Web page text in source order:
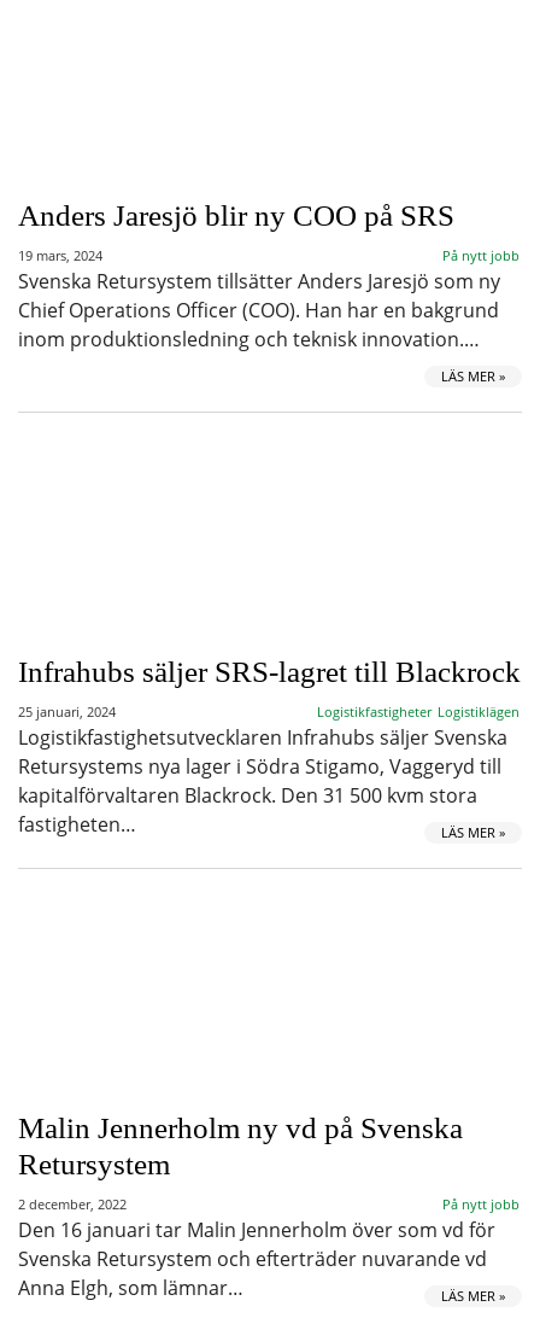
Anders Jaresjö blir ny COO på SRS
19 mars, 2024 På nytt jobb
Svenska Retursystem tillsätter Anders Jaresjö som ny
Chief Operations Officer (COO). Han har en bakgrund
inom produktionsledning och teknisk innovation.…
LÄS MER »
Infrahubs säljer SRS-lagret till Blackrock
25 januari, 2024 Logistikfastigheter Logistiklägen
Logistikfastighetsutvecklaren Infrahubs säljer Svenska
Retursystems nya lager i Södra Stigamo, Vaggeryd till
kapitalförvaltaren Blackrock. Den 31 500 kvm stora
fastigheten…
LÄS MER »
Malin Jennerholm ny vd på Svenska
Retursystem
2 december, 2022 På nytt jobb
Den 16 januari tar Malin Jennerholm över som vd för
Svenska Retursystem och efterträder nuvarande vd
Anna Elgh, som lämnar…
LÄS MER »